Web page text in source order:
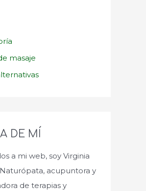
masaje
DE MÍ
a mi web, soy Virginia
acupuntora y
de terapias y